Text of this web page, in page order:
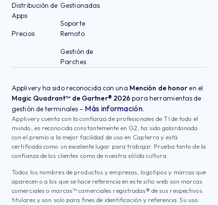
Distribución de
Apps
Precios
Gestionadas
Soporte
Remoto
Gestión de
Parches
Applivery ha sido reconocida con una Mención de honor en el
Magic Quadrant™ de Gartner® 2026 para herramientas de
gestión de terminales – Más información.
Applivery cuenta con la confianza de profesionales de TI de todo el
mundo, es reconocida constantemente en G2, ha sido galardonada
con el premio a la mejor facilidad de uso en Capterra y está
certificada como un excelente lugar para trabajar. Prueba tanto de la
confianza de los clientes como de nuestra sólida cultura.
Todos los nombres de productos y empresas, logotipos y marcas que
aparecen o a los que se hace referencia en este sitio web son marcas
comerciales o marcas™ comerciales registradas® de sus respectivos
titulares y son solo para fines de identificación y referencia. Su uso